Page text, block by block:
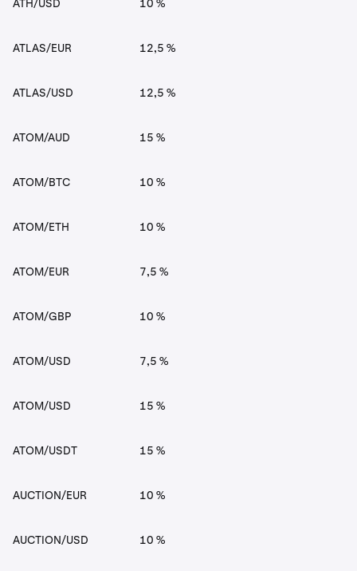
ATH/USD 10 %
ATLAS/EUR 12,5 %
ATLAS/USD 12,5 %
ATOM/AUD 15 %
ATOM/BTC 10 %
ATOM/ETH 10 %
ATOM/EUR 7,5 %
ATOM/GBP 10 %
ATOM/USD 7,5 %
ATOM/USD 15 %
ATOM/USDT 15 %
AUCTION/EUR 10 %
AUCTION/USD 10 %